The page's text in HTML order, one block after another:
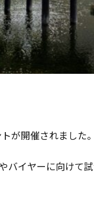
が開催されまし
イヤーに向けて試